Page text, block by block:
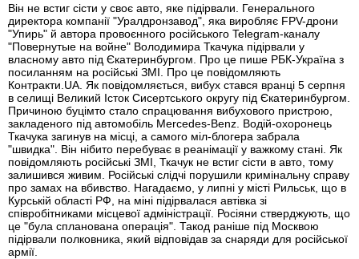
Він не встиг сісти у своє авто, яке підірвали. Генерального
директора компанії "Уралдронзавод", яка виробляє FPV-дрони
"Упирь" й автора провоєнного російського Telegram-каналу
"Повернутые на войне" Володимира Ткачука підірвали у
власному авто під Єкатеринбургом. Про це пише РБК-Україна з
посиланням на російські ЗМІ. Про це повідомляють
Контракти.UA. Як повідомляється, вибух стався вранці 5 серпня
в селищі Великий Істок Сисертського округу під Єкатеринбургом.
Причиною буцімто стало спрацювання вибухового пристрою,
закладеного під автомобіль Mercedes-Benz. Водій-охоронець
Ткачука загинув на місці, а самого міл-блогера забрала
"швидка". Він нібито перебуває в реанімації у важкому стані. Як
повідомляють російські ЗМІ, Ткачук не встиг сісти в авто, тому
залишився живим. Російські слідчі порушили кримінальну справу
про замах на вбивство. Нагадаємо, у липні у місті Рильськ, що в
Курській області РФ, на міні підірвалася автівка зі
співробітниками місцевої адміністрації. Росіяни стверджують, що
це "була спланована операція". Такод раніше під Москвою
підірвали полковника, який відповідав за снаряди для російської
армії.